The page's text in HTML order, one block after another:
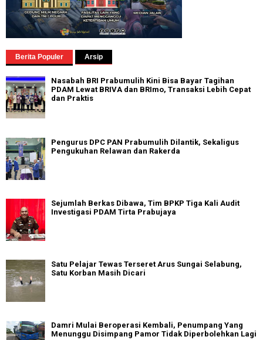
Berita Populer Arsip
Nasabah BRI Prabumulih Kini Bisa Bayar Tagihan
PDAM Lewat BRIVA dan BRImo, Transaksi Lebih Cepat
dan Praktis
Pengurus DPC PAN Prabumulih Dilantik, Sekaligus
Pengukuhan Relawan dan Rakerda
Sejumlah Berkas Dibawa, Tim BPKP Tiga Kali Audit
Investigasi PDAM Tirta Prabujaya
Satu Pelajar Tewas Terseret Arus Sungai Selabung,
Satu Korban Masih Dicari
Damri Mulai Beroperasi Kembali, Penumpang Yang
Menunggu Disimpang Pamor Tidak Diperbolehkan Lagi